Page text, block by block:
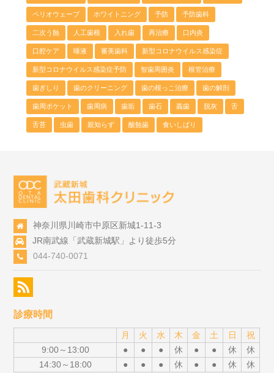
ペリオウェーブ ホワイトニング 予防 予防歯科
二次う蝕 人工歯根 入れ歯 再治療 口内炎
口腔ケア 唾液 審美歯科 新型コロナウイルス感染症
新型コロナウイルス感染症予防 智歯周囲炎 根管治療
歯ぎしり 歯のクリーニング 歯の根っこ治療 歯の解剖
歯周ポケット 歯周病 歯垢 歯石 義歯 脱灰 舌
舌苔 虫歯 親知らず 酸蝕歯 食いしばり
神奈川県川崎市中原区新城1-11-3
JR南武線「武蔵新城駅」より徒歩5分
044-740-0071
診療時間
月 火 水 木 金 土 日
祝
9:00～13:00
● ● ● 休 ● ● 休
休
14:30～18:00
● ● ● 休 ● ● 休 休